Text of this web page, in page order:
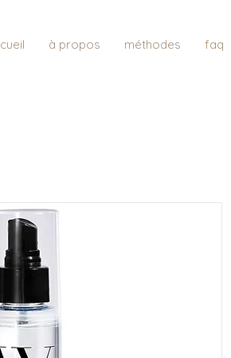
à propos méthodes faq